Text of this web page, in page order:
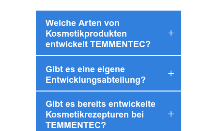
Welche Arten von
Kosmetikprodukten
entwickelt TEMMENTEC?
Gibt es eine eigene
Entwicklungsabteilung?
Gibt es bereits entwickelte
Kosmetikrezepturen bei
TEMMENTEC?